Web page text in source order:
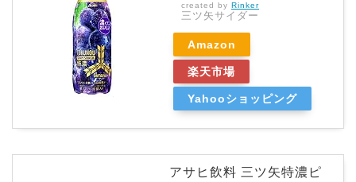
created by Rinker
三ツ矢サイダー
Amazon
楽天市場
Yahooショッピング
アサヒ飲料 三ツ矢特濃ピ